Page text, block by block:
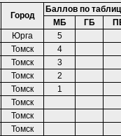
Город
Баллов по
МБ
ГБ
Юрга
5
Томск
4
Томск
3
Томск
2
Томск
1
Томск
Томск
Томск